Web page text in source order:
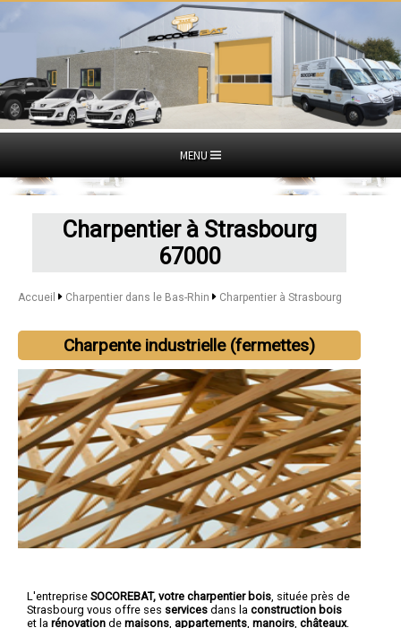
MENU
Charpentier à Strasbourg
67000
Accueil Charpentier dans le Bas-Rhin Charpentier à Strasbourg
Charpente industrielle (fermettes)
L'entreprise SOCOREBAT, votre charpentier bois , située près de
Strasbourg vous offre ses services dans la construction bois
et la rénovation de maisons appartements manoirs châteaux.